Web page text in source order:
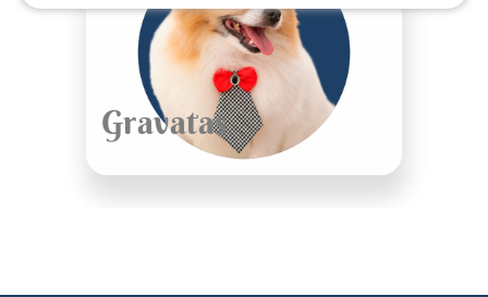
Gravatas